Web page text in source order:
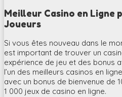
Meilleur Casino en Ligne
Joueurs
Si vous êtes nouveau dans le
est important de trouver un
expérience de jeu et des bonus
l’un des meilleurs casinos en
avec un bonus de bienvenue de
1 000 jeux de casino en ligne.